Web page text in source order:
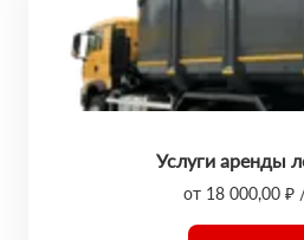
Услуги аренды
от 18 000,00 ₽